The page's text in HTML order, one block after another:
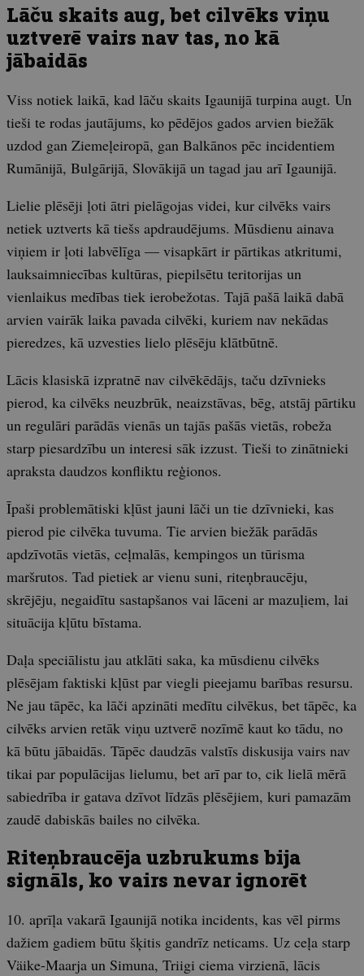
Lāču skaits aug, bet cilvēks viņu
uztverē vairs nav tas, no kā
jābaidās
Viss notiek laikā, kad lāču skaits Igaunijā turpina augt. Un
tieši te rodas jautājums, ko pēdējos gados arvien biežāk
uzdod gan Ziemeļeiropā, gan Balkānos pēc incidentiem
Rumānijā, Bulgārijā, Slovākijā un tagad jau arī Igaunijā.
Lielie plēsēji ļoti ātri pielāgojas videi, kur cilvēks vairs
netiek uztverts kā tiešs apdraudējums. Mūsdienu ainava
viņiem ir ļoti labvēlīga — visapkārt ir pārtikas atkritumi,
lauksaimniecības kultūras, piepilsētu teritorijas un
vienlaikus medības tiek ierobežotas. Tajā pašā laikā dabā
arvien vairāk laika pavada cilvēki, kuriem nav nekādas
pieredzes, kā uzvesties lielo plēsēju klātbūtnē.
Lācis klasiskā izpratnē nav cilvēkēdājs, taču dzīvnieks
pierod, ka cilvēks neuzbrūk, neaizstāvas, bēg, atstāj pārtiku
un regulāri parādās vienās un tajās pašās vietās, robeža
starp piesardzību un interesi sāk izzust. Tieši to zinātnieki
apraksta daudzos konfliktu reģionos.
Īpaši problemātiski kļūst jauni lāči un tie dzīvnieki, kas
pierod pie cilvēka tuvuma. Tie arvien biežāk parādās
apdzīvotās vietās, ceļmalās, kempingos un tūrisma
maršrutos. Tad pietiek ar vienu suni, riteņbraucēju,
skrējēju, negaidītu sastapšanos vai lāceni ar mazuļiem, lai
situācija kļūtu bīstama.
Daļa speciālistu jau atklāti saka, ka mūsdienu cilvēks
plēsējam faktiski kļūst par viegli pieejamu barības resursu.
Ne jau tāpēc, ka lāči apzināti medītu cilvēkus, bet tāpēc, ka
cilvēks arvien retāk viņu uztverē nozīmē kaut ko tādu, no
kā būtu jābaidās. Tāpēc daudzās valstīs diskusija vairs nav
tikai par populācijas lielumu, bet arī par to, cik lielā mērā
sabiedrība ir gatava dzīvot līdzās plēsējiem, kuri pamazām
zaudē dabiskās bailes no cilvēka.
Riteņbraucēja uzbrukums bija
signāls, ko vairs nevar ignorēt
10. aprīļa vakarā Igaunijā notika incidents, kas vēl pirms
dažiem gadiem būtu šķitis gandrīz neticams. Uz ceļa starp
Väike-Maarja un Simuna, Triigi ciema virzienā, lācis